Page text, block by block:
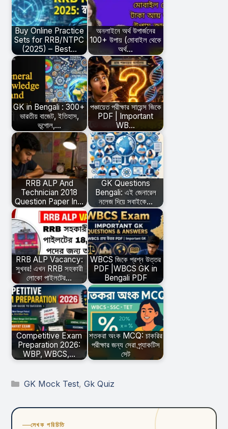
Buy Online Practice
Sets for RRB/NTPC
(2025) – Best…
অনলাইনে অর্থ উপার্জনের
100+ উপায় (মোবাইল থেকে
অর্থ…
GK in Bengali : 300+
ভারতীয় বাজেট, ইতিহাস,
ভূগোল,…
পঞ্চায়েত পরীক্ষার সায়েন্স জিকে
PDF | Important
WB…
RRB ALP And
Technician 2018
Question Paper In…
GK Questions
Bengali: এই জেনারেল
নলেজ দিয়ে সবাইকে…
RRB ALP Vacancy:
সুখবর! এখন RRB সহকারী
লোকো পাইলটের…
WBCS জিকে প্রশ্ন উত্তর
PDF |WBCS GK in
Bengali PDF
Competitive Exam
Preparation 2026:
WBP, WBCS,…
শতকরা অংক MCQ: চাকরির
পরীক্ষার জন্য সেরা প্র্যাকটিস
সেট
Categories
GK Mock Test,Gk Quiz
লেখক পরিচিতি